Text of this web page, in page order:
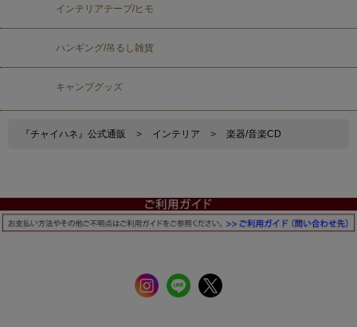
インテリアテープ/ヒモ
ハンギング/吊るし雑貨
キャンプグッズ
『チャイハネ』公式通販 > インテリア > 楽器/音楽CD